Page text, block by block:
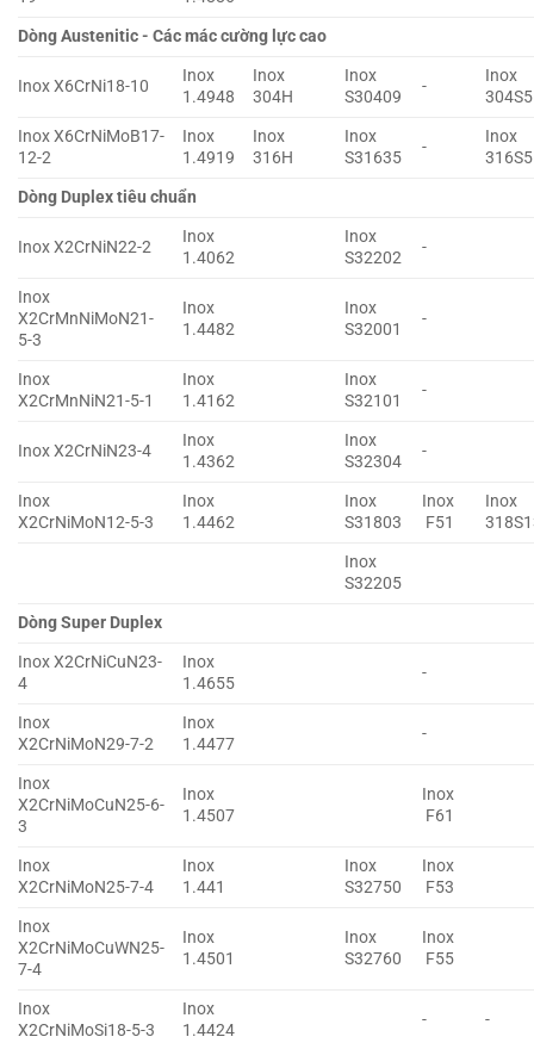
Dòng Austenitic - Các mác cường lực cao
Inox X6CrNi18-10
Inox
1.4948
Inox
304H
Inox
S30409
-
Inox
Inox X6CrNiMoB17-
12-2
Inox
1.4919
Inox
316H
Inox
S31635
-
Inox
Dòng Duplex tiêu chuẩn
Inox X2CrNiN22-2
Inox
1.4062
Inox
S32202
-
Inox
X2CrMnNiMoN21-
5-3
Inox
1.4482
Inox
S32001
-
Inox
X2CrMnNiN21-5-1
Inox
1.4162
Inox
S32101
-
Inox X2CrNiN23-4
Inox
1.4362
Inox
S32304
-
Inox
X2CrNiMoN12-5-3
Inox
1.4462
Inox
S31803
Inox
F51
Inox
Inox
S32205
Dòng Super Duplex
Inox X2CrNiCuN23-
4
Inox
1.4655
-
Inox
X2CrNiMoN29-7-2
Inox
1.4477
-
Inox
X2CrNiMoCuN25-6-
3
Inox
1.4507
Inox
F61
Inox
X2CrNiMoN25-7-4
Inox
1.441
Inox
S32750
Inox
F53
Inox
X2CrNiMoCuWN25-
7-4
Inox
1.4501
Inox
S32760
Inox
F55
Inox
X2CrNiMoSi18-5-3
Inox
1.4424
- -